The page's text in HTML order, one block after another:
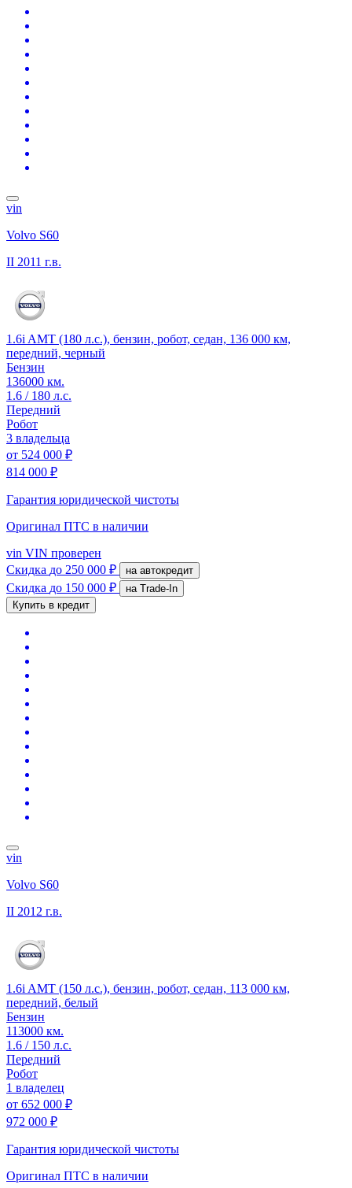
vin
Volvo S60
II 2011 г.в.
1.6i AMT (180 л.с.), бензин, робот, седан, 136 000 км,
передний, черный
Бензин
136000 км.
1.6 / 180 л.с.
Передний
Робот
3 владельца
от 524 000 ₽
814 000 ₽
Гарантия юридической чистоты
Оригинал ПТС в наличии
vin VIN проверен
Скидка до 250 000 ₽ на автокредит
Скидка до 150 000 ₽
на Trade-In
Купить в кредит
vin
Volvo S60
II 2012 г.в.
1.6i AMT (150 л.с.), бензин, робот, седан, 113 000 км,
передний, белый
Бензин
113000 км.
1.6 / 150 л.с.
Передний
Робот
1 владелец
от 652 000 ₽
972 000 ₽
Гарантия юридической чистоты
Оригинал ПТС в наличии